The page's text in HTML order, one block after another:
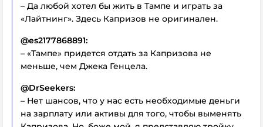
– Да любой хотел бы жить в Тампе и играть за
«Лайтнинг». Здесь Капризов не оригинален.
@es2177868891:
– «Тампе» придется отдать за Капризова не
меньше, чем Джека Генцела.
@DrSeekers:
– Нет шансов, что у нас есть необходимые деньги
на зарплату или активы для того, чтобы выменять